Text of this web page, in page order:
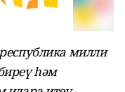
милли
һәм